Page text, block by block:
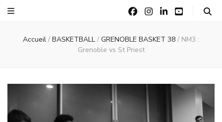
&Motion
Accueil / BASKETBALL / GRENOBLE BASKET 38 / NM3 :
Grenoble vs St Priest